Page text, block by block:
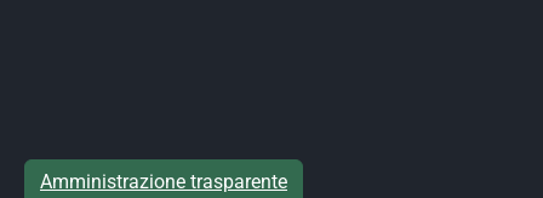
Amministrazione trasparente